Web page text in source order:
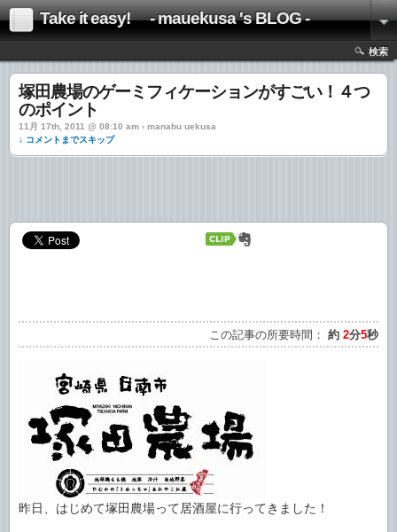
Take it easy! - mauekusa 's BLOG -
検索
塚田農場のゲーミフィケーションがすごい！４つ
のポイント
11月 17th, 2011 @ 08:10 am › manabu uekusa
↓ コメントまでスキップ
この記事の所要時間： 約 2分5秒
昨日、はじめて塚田農場って居酒屋に行ってきました！